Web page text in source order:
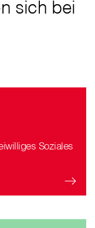
sich bei
Soziales